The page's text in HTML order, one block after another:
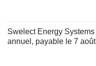
Swelect Energy
annuel, payable le 7